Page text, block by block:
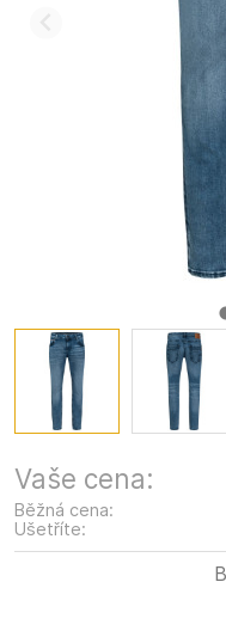
Vaše cena:
Běžná cena:
Ušetříte: